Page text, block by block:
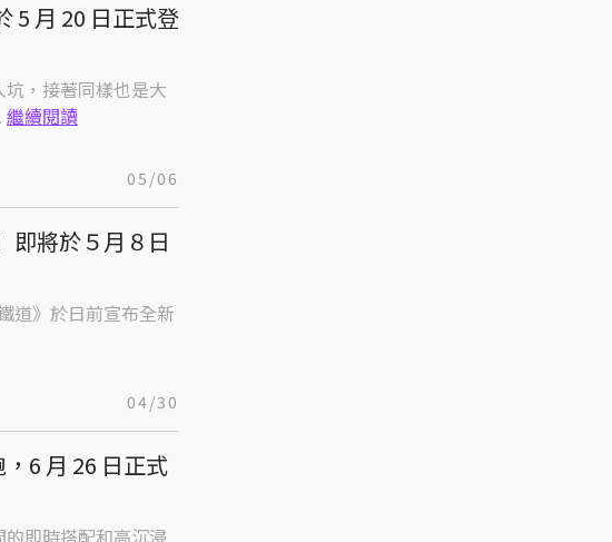
5 月 20 日正式登
，接著同樣也是大
繼續閱讀
05/06
即將於５月８日
道》於日前宣布全新
04/30
6 月 26 日正式
的即時搭配和高沉浸